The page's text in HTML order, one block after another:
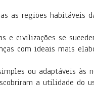
as regiões habitáveis
e civilizações se
com ideais mais
ou adaptáveis às
a utilidade do